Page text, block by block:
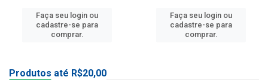
Faça seu login ou
cadastre-se para
comprar.
Faça seu login ou
cadastre-se para
comprar.
Produtos até R$20,00